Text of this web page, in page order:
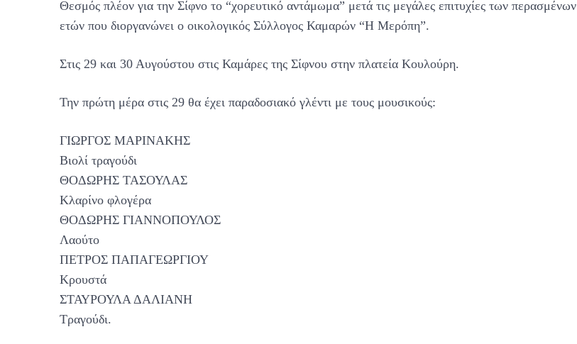
Θεσμός πλέον για την Σίφνο το “χορευτικό αντάμωμα” μετά τις μεγάλες επιτυχίες των περασμένων
ετών που διοργανώνει ο οικολογικός Σύλλογος Καμαρών “Η Μερόπη”.
Στις 29 και 30 Αυγούστου στις Καμάρες της Σίφνου στην πλατεία Κουλούρη.
Την πρώτη μέρα στις 29 θα έχει παραδοσιακό γλέντι με τους μουσικούς:
ΓΙΩΡΓΟΣ ΜΑΡΙΝΑΚΗΣ
Βιολί τραγούδι
ΘΟΔΩΡΗΣ ΤΑΣΟΥΛΑΣ
Κλαρίνο φλογέρα
ΘΟΔΩΡΗΣ ΓΙΑΝΝΟΠΟΥΛΟΣ
Λαούτο
ΠΕΤΡΟΣ ΠΑΠΑΓΕΩΡΓΙΟΥ
Κρουστά
ΣΤΑΥΡΟΥΛΑ ΔΑΛΙΑΝΗ
Τραγούδι.